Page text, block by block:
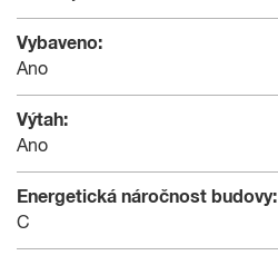
Vybaveno:
Ano
Výtah:
Ano
Energetická náročnost budovy:
C